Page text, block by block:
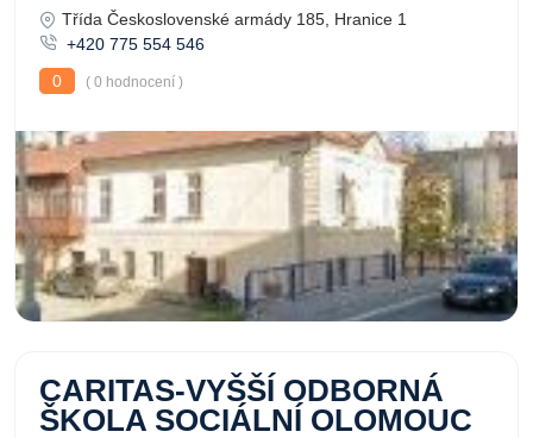
Třída Československé armády 185, Hranice 1
+420 775 554 546
0
( 0 hodnocení )
CARITAS-VYŠŠÍ ODBORNÁ
ŠKOLA SOCIÁLNÍ OLOMOUC